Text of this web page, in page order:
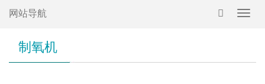
网站导航
制氧机